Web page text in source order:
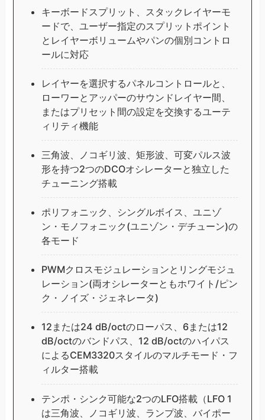
キーボードスプリット、スタックレイヤーモ
ードで、ユーザー指定のスプリットポイント
とレイヤーボリュームやパンの個別コントロ
ールに対応
レイヤーを選択するパネルコントロールと、
ローワーとアッパーのサウンドレイヤー間、
またはプリセット間の設定を交換するユーテ
ィリティ機能
三角波、ノコギリ波、矩形波、可変パルス波
形を持つ2つのDCOオシレーターと独立した
チューニング搭載
ポリフォニック、シングルボイス、ユニゾ
ン・モノフォニック(ユニゾン・デチューン)の
各モード
PWMクロスモジュレーションとリングモジュ
レーション(両オシレーターともホワイト/ピン
ク・ノイズ・ジェネレータ)
12または24 dB/octのローパス、6または12
dB/octのバンドパス、12 dB/octのハイパス
によるCEM3320スタイルのマルチモード・フ
ィルター搭載
テンポ・シンク可能な2つのLFO搭載（LFO 1
は三角波、ノコギリ波、ランプ波、バイポー